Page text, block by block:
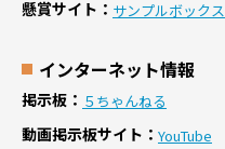
懸賞サイト サンプルボックス
インターネット情報
掲示板 ５ちゃんねる
動画掲示板サイト YouTube